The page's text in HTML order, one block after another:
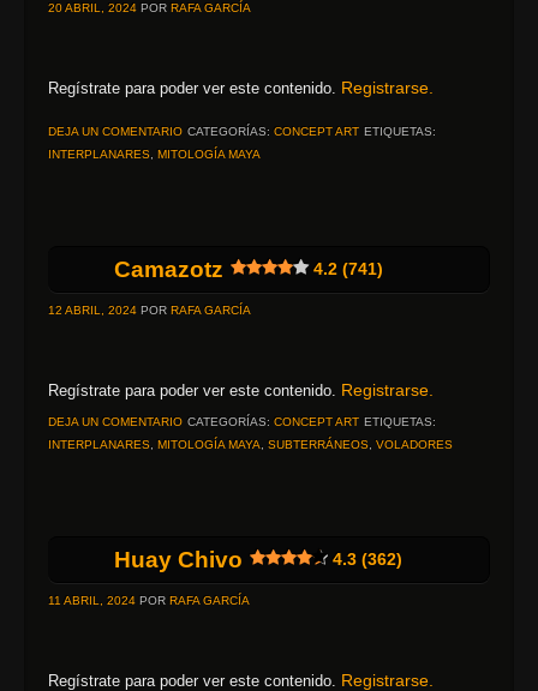
20 ABRIL, 2024 POR RAFA GARCÍA
Regístrate para poder ver este contenido. Registrarse.
DEJA UN COMENTARIO CATEGORÍAS: CONCEPT ART ETIQUETAS:
INTERPLANARES MITOLOGÍA MAYA
Camazotz 4.2 (741)
12 ABRIL, 2024 POR RAFA GARCÍA
Regístrate para poder ver este contenido. Registrarse.
DEJA UN COMENTARIO CATEGORÍAS: CONCEPT ART ETIQUETAS:
INTERPLANARES MITOLOGÍA MAYA SUBTERRÁNEOS VOLADORES
Huay Chivo 4.3 (362)
11 ABRIL, 2024 POR RAFA GARCÍA
Regístrate para poder ver este contenido. Registrarse.